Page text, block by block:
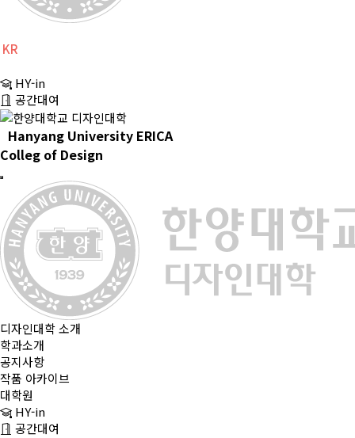
KR
CH
EN
HY-in
공간대여
Hanyang University ERICA
Colleg of Design
디자인대학 소개
학과소개
공지사항
작품 아카이브
대학원
HY-in
공간대여